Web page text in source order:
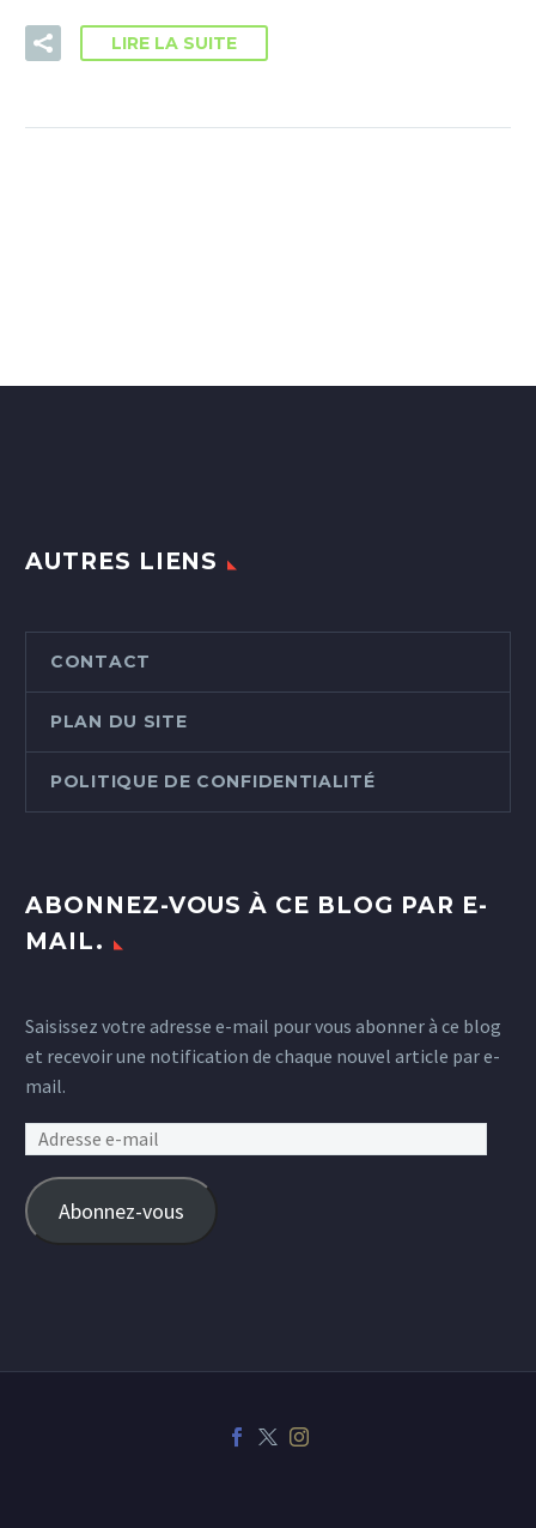
LIRE LA SUITE
AUTRES LIENS
CONTACT
PLAN DU SITE
POLITIQUE DE CONFIDENTIALITÉ
ABONNEZ-VOUS À CE BLOG PAR E-
MAIL.
Saisissez votre adresse e-mail pour vous abonner à ce blog
et recevoir une notification de chaque nouvel article par e-
mail.
Adresse
mail
Abonnez-vous